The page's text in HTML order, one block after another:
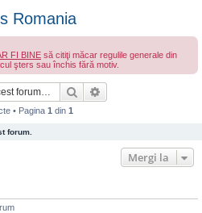
Romania
FI BINE să citiţi măcar regulile generale din
şters sau închis fără motiv.
Căutare
• Pagina 1 din 1
forum.
Mergi la